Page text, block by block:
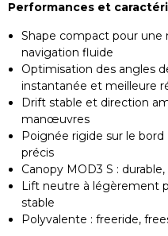
Performances et
Shape compact pour une
navigation fluide
Optimisation des angles
instantanée et meilleure
Drift stable et direction
manœuvres
Poignée rigide sur le
précis
Canopy MOD3 S :
Lift neutre à légèrement
stable
Polyvalente : freeride,